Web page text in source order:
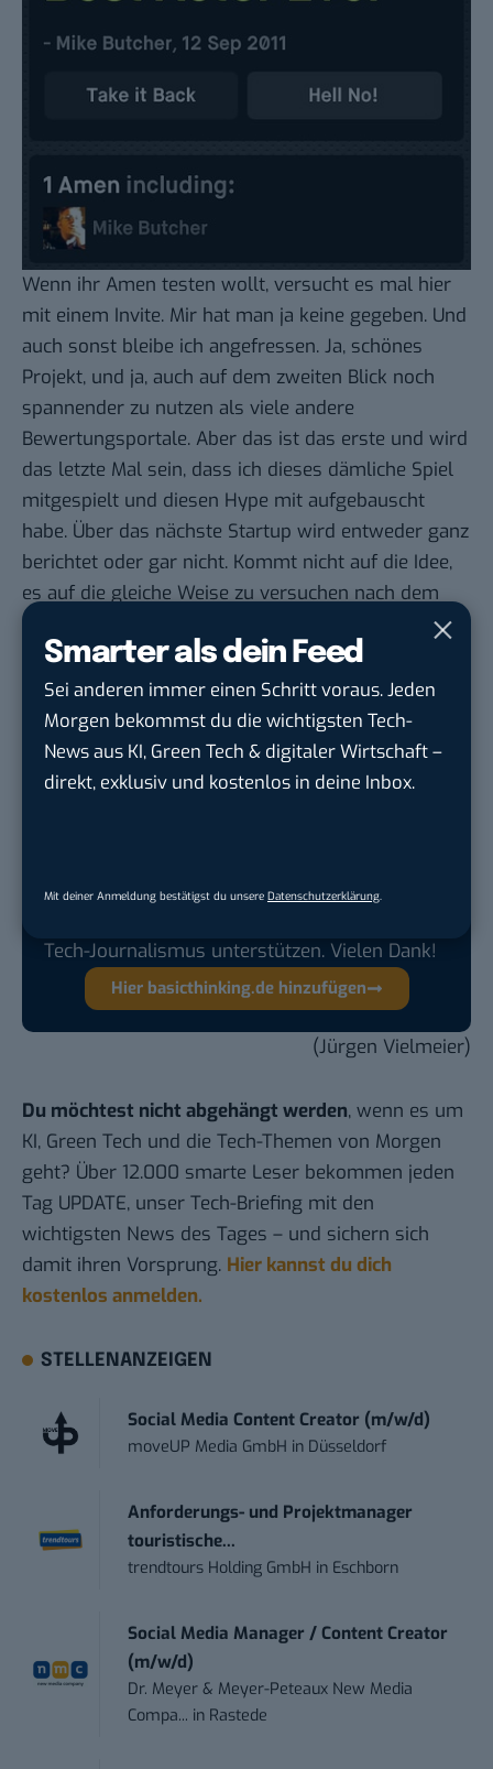
Smarter als dein Feed
Sei anderen immer einen Schritt voraus. Jeden
Morgen bekommst du die wichtigsten Tech-
News aus KI, Green Tech & digitaler Wirtschaft –
direkt, exklusiv und kostenlos in deine Inbox.
Mit deiner Anmeldung bestätigst du unsere Datenschutzerklärung
Wenn ihr Amen testen wollt, versucht es mal hier
mit einem Invite. Mir hat man ja keine gegeben. Und
auch sonst bleibe ich angefressen. Ja, schönes
Projekt, und ja, auch auf dem zweiten Blick noch
spannender zu nutzen als viele andere
Bewertungsportale. Aber das ist das erste und wird
das letzte Mal sein, dass ich dieses dämliche Spiel
mitgespielt und diesen Hype mit aufgebauscht
habe. Über das nächste Startup wird entweder ganz
berichtet oder gar nicht. Kommt nicht auf die Idee,
es auf die gleiche Weise zu versuchen nach dem
Motto: Wir haben da mal… aber du darfst auf
keinen Fall…
Amen.
Google lässt dich jetzt selbst bestimmen,
BASIC thinking kostenlos als bevorzugte
Tech-Journalismus unterstützen. Vielen Dank!
Hier basicthinking.de hinzufügen
(Jürgen Vielmeier)
Du möchtest nicht abgehängt werden, wenn es um
KI, Green Tech und die Tech-Themen von Morgen
geht? Über 12.000 smarte Leser bekommen jeden
Tag UPDATE, unser Tech-Briefing mit den
wichtigsten News des Tages – und sichern sich
damit ihren Vorsprung. Hier kannst du dich
kostenlos anmelden.
STELLENANZEIGEN
Social Media Content Creator (m/w/d)
moveUP Media GmbH in Düsseldorf
Anforderungs- und Projektmanager
touristische...
trendtours Holding GmbH in Eschborn
Social Media Manager / Content Creator
(m/w/d)
Dr. Meyer & Meyer-Peteaux New Media
Compa... in Rastede